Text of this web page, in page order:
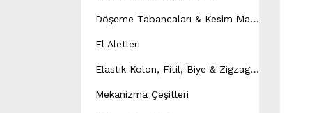
D
öşeme Tabancaları & Kesim Makineleri
El Aletleri
E
lastik Kolon, Fitil, Biye & Zigzag Yay Çeşitleri
Mekanizma Çeşitleri